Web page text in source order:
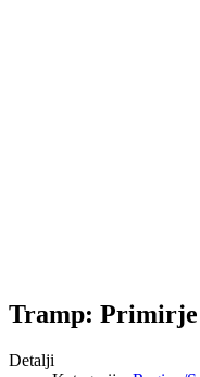
Tramp: Primirje
Detalji